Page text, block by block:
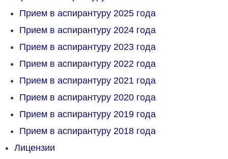
Прием в аспирантуру 2025 года
Прием в аспирантуру 2024 года
Прием в аспирантуру 2023 года
Прием в аспирантуру 2022 года
Прием в аспирантуру 2021 года
Прием в аспирантуру 2020 года
Прием в аспирантуру 2019 года
Прием в аспирантуру 2018 года
Лицензии